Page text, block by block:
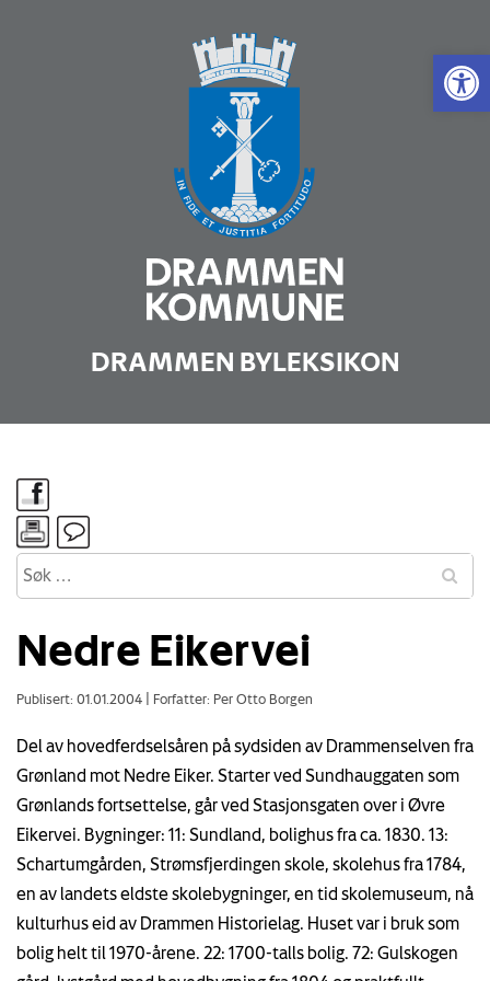
Vis
DRAMMEN BYLEKSIKON
Nedre Eikervei
Publisert: 01.01.2004 Forfatter: Per Otto Borgen
Del av hovedferdselsåren på sydsiden av Drammenselven fra
Grønland mot Nedre Eiker. Starter ved Sundhauggaten som
Grønlands fortsettelse, går ved Stasjonsgaten over i Øvre
Eikervei. Bygninger: 11: Sundland, bolighus fra ca. 1830. 13:
Schartumgården, Strømsfjerdingen skole, skolehus fra 1784,
en av landets eldste skolebygninger, en tid skolemuseum, nå
kulturhus eid av Drammen Historielag. Huset var i bruk som
bolig helt til 1970-årene. 22: 1700-talls bolig. 72: Gulskogen